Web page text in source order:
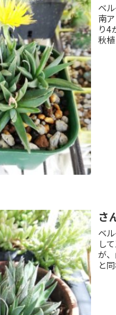
ベ
南
り4か月振
さ
ベ
し
が
と